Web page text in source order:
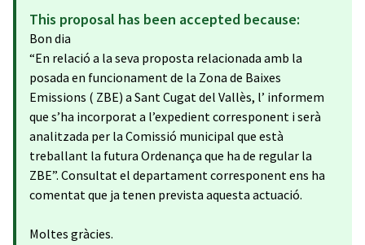
This proposal has been accepted because:
Bon dia
“En relació a la seva proposta relacionada amb la
posada en funcionament de la Zona de Baixes
Emissions ( ZBE) a Sant Cugat del Vallès, l’ informem
que s’ha incorporat a l’expedient corresponent i serà
analitzada per la Comissió municipal que està
treballant la futura Ordenança que ha de regular la
ZBE”. Consultat el departament corresponent ens ha
comentat que ja tenen prevista aquesta actuació.
Moltes gràcies.